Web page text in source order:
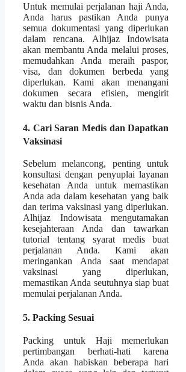
Untuk memulai perjalanan haji Anda,
Anda harus pastikan Anda punya
semua dokumentasi yang diperlukan
dalam rencana. Alhijaz Indowisata
akan membantu Anda melalui proses,
memudahkan Anda meraih paspor,
visa, dan dokumen berbeda yang
diperlukan. Kami akan menangani
dokumen secara efisien, mengirit
waktu dan bisnis Anda.
4. Cari Saran Medis dan Dapatkan
Vaksinasi
Sebelum melancong, penting untuk
konsultasi dengan penyuplai layanan
kesehatan Anda untuk memastikan
Anda ada dalam kesehatan yang baik
dan terima vaksinasi yang diperlukan.
Alhijaz Indowisata mengutamakan
kesejahteraan Anda dan tawarkan
tutorial tentang syarat medis buat
perjalanan Anda. Kami akan
meringankan Anda saat mendapat
vaksinasi yang diperlukan,
memastikan Anda seutuhnya siap buat
memulai perjalanan Anda.
5. Packing Sesuai
Packing untuk Haji memerlukan
pertimbangan berhati-hati karena
Anda akan habiskan beberapa hari